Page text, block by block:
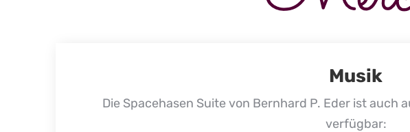
Musik
Die Spacehasen Suite von Bernhard P. Eder ist auch
verfügbar: